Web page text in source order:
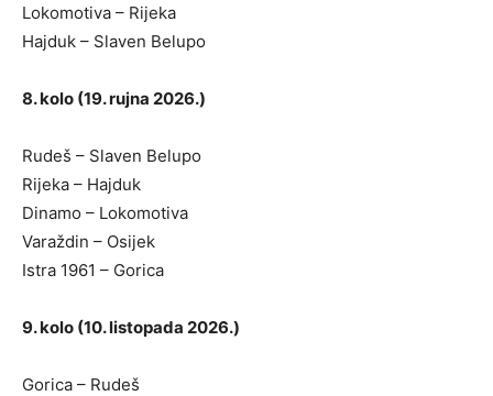
Lokomotiva – Rijeka
Hajduk – Slaven Belupo
8. kolo (19. rujna 2026.)
Rudeš – Slaven Belupo
Rijeka – Hajduk
Dinamo – Lokomotiva
Varaždin – Osijek
Istra 1961 – Gorica
9. kolo (10. listopada 2026.)
Gorica – Rudeš